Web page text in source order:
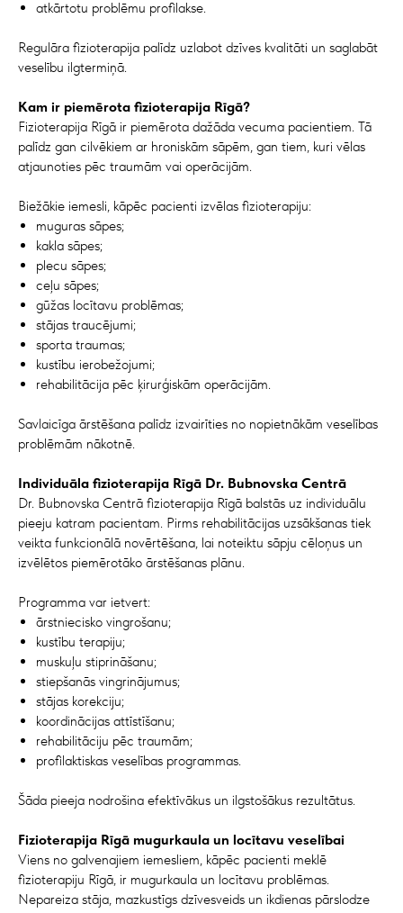
atkārtotu problēmu profilakse.
Regulāra fizioterapija palīdz uzlabot dzīves kvalitāti un saglabāt
veselību ilgtermiņā.
Kam ir piemērota fizioterapija Rīgā?
Fizioterapija Rīgā ir piemērota dažāda vecuma pacientiem. Tā
palīdz gan cilvēkiem ar hroniskām sāpēm, gan tiem, kuri vēlas
atjaunoties pēc traumām vai operācijām.
Biežākie iemesli, kāpēc pacienti izvēlas fizioterapiju:
muguras sāpes;
kakla sāpes;
plecu sāpes;
ceļu sāpes;
gūžas locītavu problēmas;
stājas traucējumi;
sporta traumas;
kustību ierobežojumi;
rehabilitācija pēc ķirurģiskām operācijām.
Savlaicīga ārstēšana palīdz izvairīties no nopietnākām veselības
problēmām nākotnē.
Individuāla fizioterapija Rīgā Dr. Bubnovska Centrā
Dr. Bubnovska Centrā fizioterapija Rīgā balstās uz individuālu
pieeju katram pacientam. Pirms rehabilitācijas uzsākšanas tiek
veikta funkcionālā novērtēšana, lai noteiktu sāpju cēloņus un
izvēlētos piemērotāko ārstēšanas plānu.
Programma var ietvert:
ārstniecisko vingrošanu;
kustību terapiju;
muskuļu stiprināšanu;
stiepšanās vingrinājumus;
stājas korekciju;
koordinācijas attīstīšanu;
rehabilitāciju pēc traumām;
profilaktiskas veselības programmas.
Šāda pieeja nodrošina efektīvākus un ilgstošākus rezultātus.
Fizioterapija Rīgā mugurkaula un locītavu veselībai
Viens no galvenajiem iemesliem, kāpēc pacienti meklē
fizioterapiju Rīgā, ir mugurkaula un locītavu problēmas.
Nepareiza stāja, mazkustīgs dzīvesveids un ikdienas pārslodze